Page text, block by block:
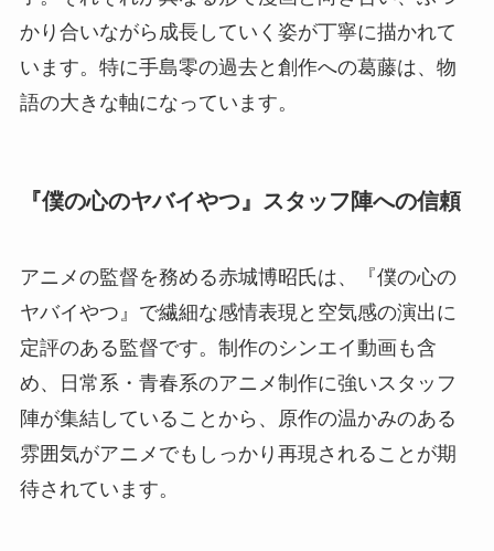
かり合いながら成長していく姿が丁寧に描かれて
います。特に手島零の過去と創作への葛藤は、物
語の大きな軸になっています。
『僕の心のヤバイやつ』スタッフ陣への信頼
アニメの監督を務める赤城博昭氏は、『僕の心の
ヤバイやつ』で繊細な感情表現と空気感の演出に
定評のある監督です。制作のシンエイ動画も含
め、日常系・青春系のアニメ制作に強いスタッフ
陣が集結していることから、原作の温かみのある
雰囲気がアニメでもしっかり再現されることが期
待されています。